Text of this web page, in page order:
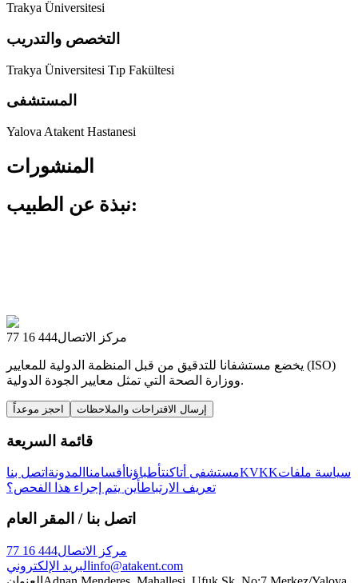
Trakya Üniversitesi
التخصص والتدريب
Trakya Üniversitesi Tıp Fakültesi
المستشفى
Yalova Atakent Hastanesi
المنشورات
نبذة عن الطبيب:
مركز الاتصال444 16 77
يخضع مستشفانا للتدقيق من قبل المنظمة الدولية للمعايير (ISO)
ووزارة الصحة التي تمثل معايير الجودة الدولية.
احجز موعداً إرسال الاقتراحات والملاحظات
قائمة السريعة
مستشفى أتاكنتأطباؤنا أقسامنا المدونة اتصل بنا KVKKسياسة ملفات
تعريف الارتباطأين يتم إجراء هذا الفحص؟
اتصل بنا / المقر العام
مركز الاتصال444 16 77
البريد الإلكتروني info@atakent.com